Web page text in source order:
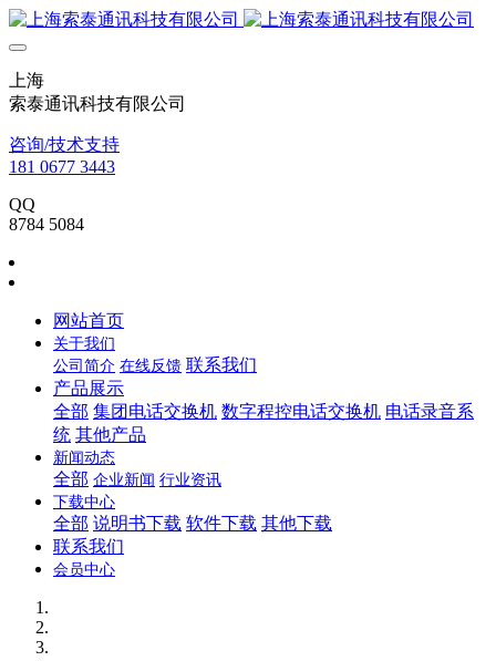
上海
索泰通讯科技有限公司
咨询/技术支持
181 0677 3443
QQ
8784 5084
网站首页
关于我们
公司简介 在线反馈 联系我们
产品展示
全部 集团电话交换机 数字程控电话交换机 电话录音系
统 其他产品
新闻动态
全部 企业新闻 行业资讯
下载中心
全部 说明书下载 软件下载 其他下载
联系我们
会员中心